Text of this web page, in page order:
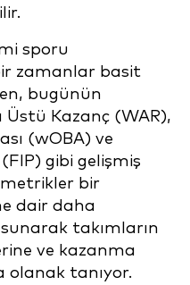
sporu
zamanlar basit
bugünün
Kazanç (WAR),
(wOBA) ve
gibi gelişmiş
bir
dair daha
sunarak takımların
ve kazanma
olanak tanıyor.